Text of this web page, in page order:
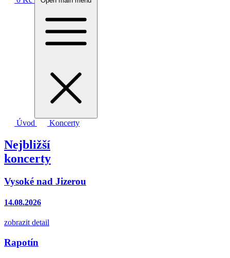
Úvod Koncerty
Nejbližší
koncerty
Vysoké nad Jizerou
14.08.2026
zobrazit detail
Rapotín